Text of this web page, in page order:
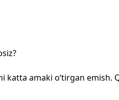
amaki o‘tirgan emish.